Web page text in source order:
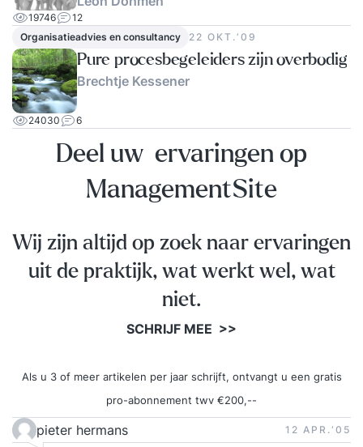
19746
12
Organisatieadvies en consultancy
22 OKT.‘09
Pure procesbegeleiders zijn overbodig
Brechtje Kessener
24030 6
Deel uw ervaringen op
ManagementSite
Wij zijn altijd op zoek naar ervaringen
uit de praktijk, wat werkt wel, wat
niet.
SCHRIJF MEE >>
Als u 3 of meer artikelen per jaar schrijft, ontvangt u een gratis
pro-abonnement twv €200,--
pieter hermans 12 APR.‘05